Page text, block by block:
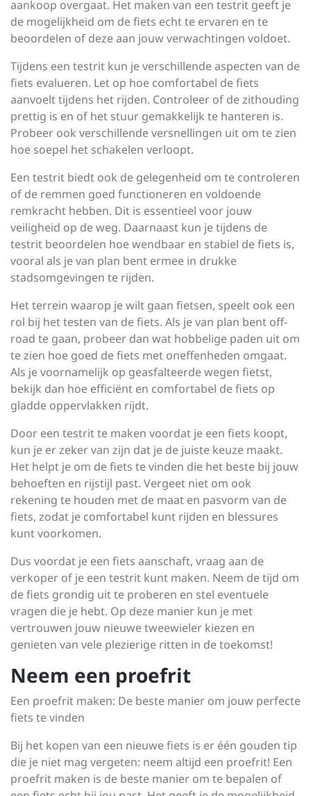
aankoop overgaat. Het maken van een testrit geeft je
de mogelijkheid om de fiets echt te ervaren en te
beoordelen of deze aan jouw verwachtingen voldoet.
Tijdens een testrit kun je verschillende aspecten van de
fiets evalueren. Let op hoe comfortabel de fiets
aanvoelt tijdens het rijden. Controleer of de zithouding
prettig is en of het stuur gemakkelijk te hanteren is.
Probeer ook verschillende versnellingen uit om te zien
hoe soepel het schakelen verloopt.
Een testrit biedt ook de gelegenheid om te controleren
of de remmen goed functioneren en voldoende
remkracht hebben. Dit is essentieel voor jouw
veiligheid op de weg. Daarnaast kun je tijdens de
testrit beoordelen hoe wendbaar en stabiel de fiets is,
vooral als je van plan bent ermee in drukke
stadsomgevingen te rijden.
Het terrein waarop je wilt gaan fietsen, speelt ook een
rol bij het testen van de fiets. Als je van plan bent off-
road te gaan, probeer dan wat hobbelige paden uit om
te zien hoe goed de fiets met oneffenheden omgaat.
Als je voornamelijk op geasfalteerde wegen fietst,
bekijk dan hoe efficiënt en comfortabel de fiets op
gladde oppervlakken rijdt.
Door een testrit te maken voordat je een fiets koopt,
kun je er zeker van zijn dat je de juiste keuze maakt.
Het helpt je om de fiets te vinden die het beste bij jouw
behoeften en rijstijl past. Vergeet niet om ook
rekening te houden met de maat en pasvorm van de
fiets, zodat je comfortabel kunt rijden en blessures
kunt voorkomen.
Dus voordat je een fiets aanschaft, vraag aan de
verkoper of je een testrit kunt maken. Neem de tijd om
de fiets grondig uit te proberen en stel eventuele
vragen die je hebt. Op deze manier kun je met
vertrouwen jouw nieuwe tweewieler kiezen en
genieten van vele plezierige ritten in de toekomst!
Neem een proefrit
Een proefrit maken: De beste manier om jouw perfecte
fiets te vinden
Bij het kopen van een nieuwe fiets is er één gouden tip
die je niet mag vergeten: neem altijd een proefrit! Een
proefrit maken is de beste manier om te bepalen of